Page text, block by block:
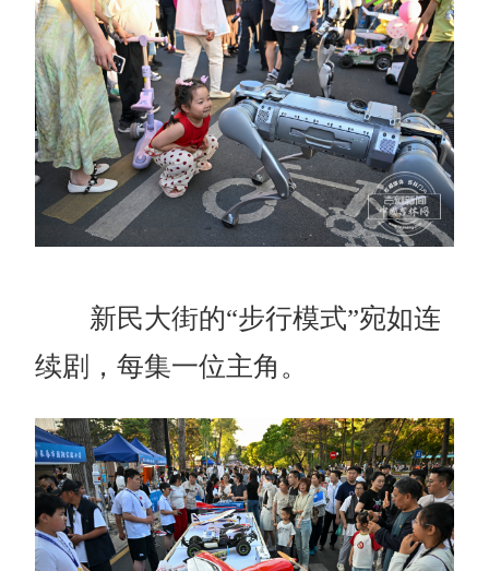
新民大街的“步行模式”宛如连
续剧，每集一位主角。